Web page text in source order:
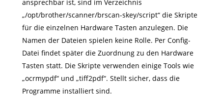
ansprechbar ist, sind im Verzeichnis
„/opt/brother/scanner/brscan-skey/script“ die Skripte
für die einzelnen Hardware Tasten anzulegen. Die
Namen der Dateien spielen keine Rolle. Per Config-
Datei findet später die Zuordnung zu den Hardware
Tasten statt. Die Skripte verwenden einige Tools wie
„ocrmypdf“ und „tiff2pdf“. Stellt sicher, dass die
Programme installiert sind.